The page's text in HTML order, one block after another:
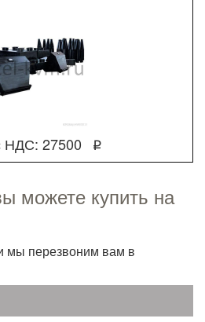
НДС: 27500 q
можете купить на
мы перезвоним вам в